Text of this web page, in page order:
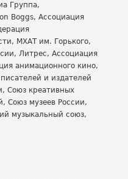
Группа,
Boggs, Ассоциация
МХАТ им. Горького,
Литрес, Ассоциация
анимационного кино,
и издателей
Союз креативных
Союз музеев России,
музыкальный союз,